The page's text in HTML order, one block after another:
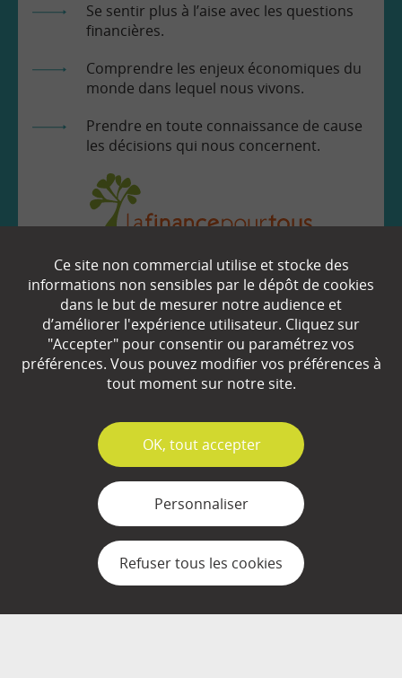
Se sentir plus à l’aise avec les questions
financières.
Comprendre les enjeux économiques du
monde dans lequel nous vivons.
Prendre en toute connaissance de cause
les décisions qui nous concernent.
EN SAVOIR
Qui sommes-nous ?
Partenaires
Plan du site
Mentions légales
Gestion des cookies
Ce site non commercial utilise et stocke des
informations non sensibles par le dépôt de cookies
dans le but de mesurer notre audience et
d’améliorer l'expérience utilisateur. Cliquez sur
"Accepter" pour consentir ou paramétrez vos
préférences. Vous pouvez modifier vos préférences à
tout moment sur notre site.
✓
OK, tout accepter
Personnaliser
Refuser tous les cookies